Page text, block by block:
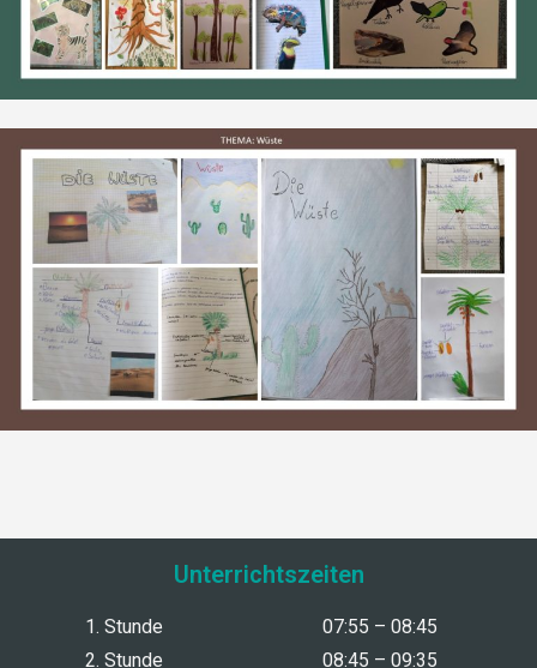
Unterrichtszeiten
1. Stunde
07:55 – 08:45
2. Stunde
08:45 – 09:35